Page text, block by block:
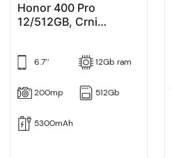
Honor 400 Pro
12/512GB, Crni
6.7’’ 12Gb ram
200mp 512Gb
5300mAh